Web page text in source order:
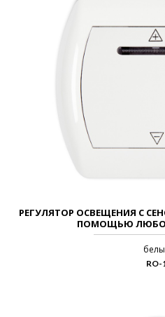
РЕГУЛЯТОР ОСВЕЩЕНИЯ С
ПОМОЩЬЮ
RO-